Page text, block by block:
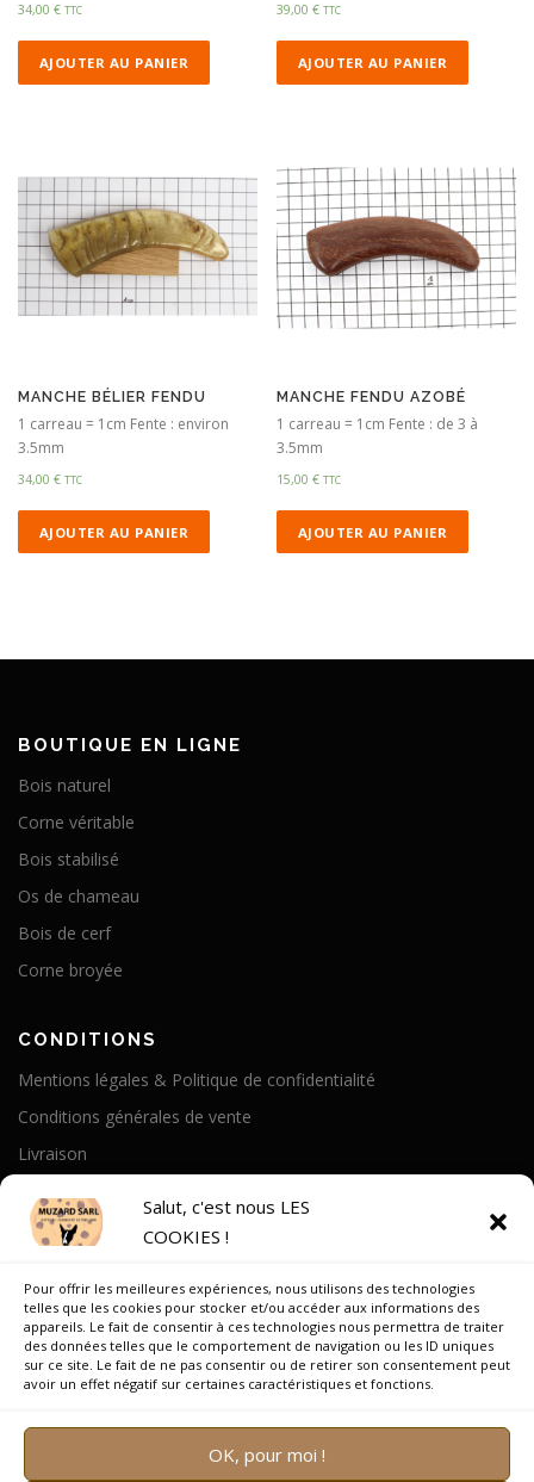
Salut, c'est nous LES
COOKIES !
Pour offrir les meilleures expériences, nous utilisons des technologies
telles que les cookies pour stocker et/ou accéder aux informations des
appareils. Le fait de consentir à ces technologies nous permettra de traiter
des données telles que le comportement de navigation ou les ID uniques
sur ce site. Le fait de ne pas consentir ou de retirer son consentement peut
avoir un effet négatif sur certaines caractéristiques et fonctions.
OK, pour moi !
34,00 € TTC
AJOUTER AU PANIER
39,00€ TTC
AJOUTER AU PANIER
MANCHE BÉLIER FENDU
1 carreau = 1cm Fente : environ
3.5mm
34,00 € TTC
AJOUTER AU PANIER
MANCHE FENDU AZOBÉ
1 carreau = 1cm Fente : de 3 à
3.5mm
15,00€ TTC
AJOUTER AU PANIER
BOUTIQUE EN LIGNE
Bois naturel
Corne véritable
Bois stabilisé
Os de chameau
Bois de cerf
Corne broyée
CONDITIONS
Mentions légales & Politique de confidentialité
Conditions générales de vente
Livraison
Notre Histoire
On parle de nous
Recrutement